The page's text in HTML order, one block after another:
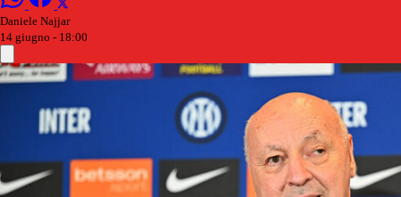
Daniele Najjar
14 giugno - 18:00